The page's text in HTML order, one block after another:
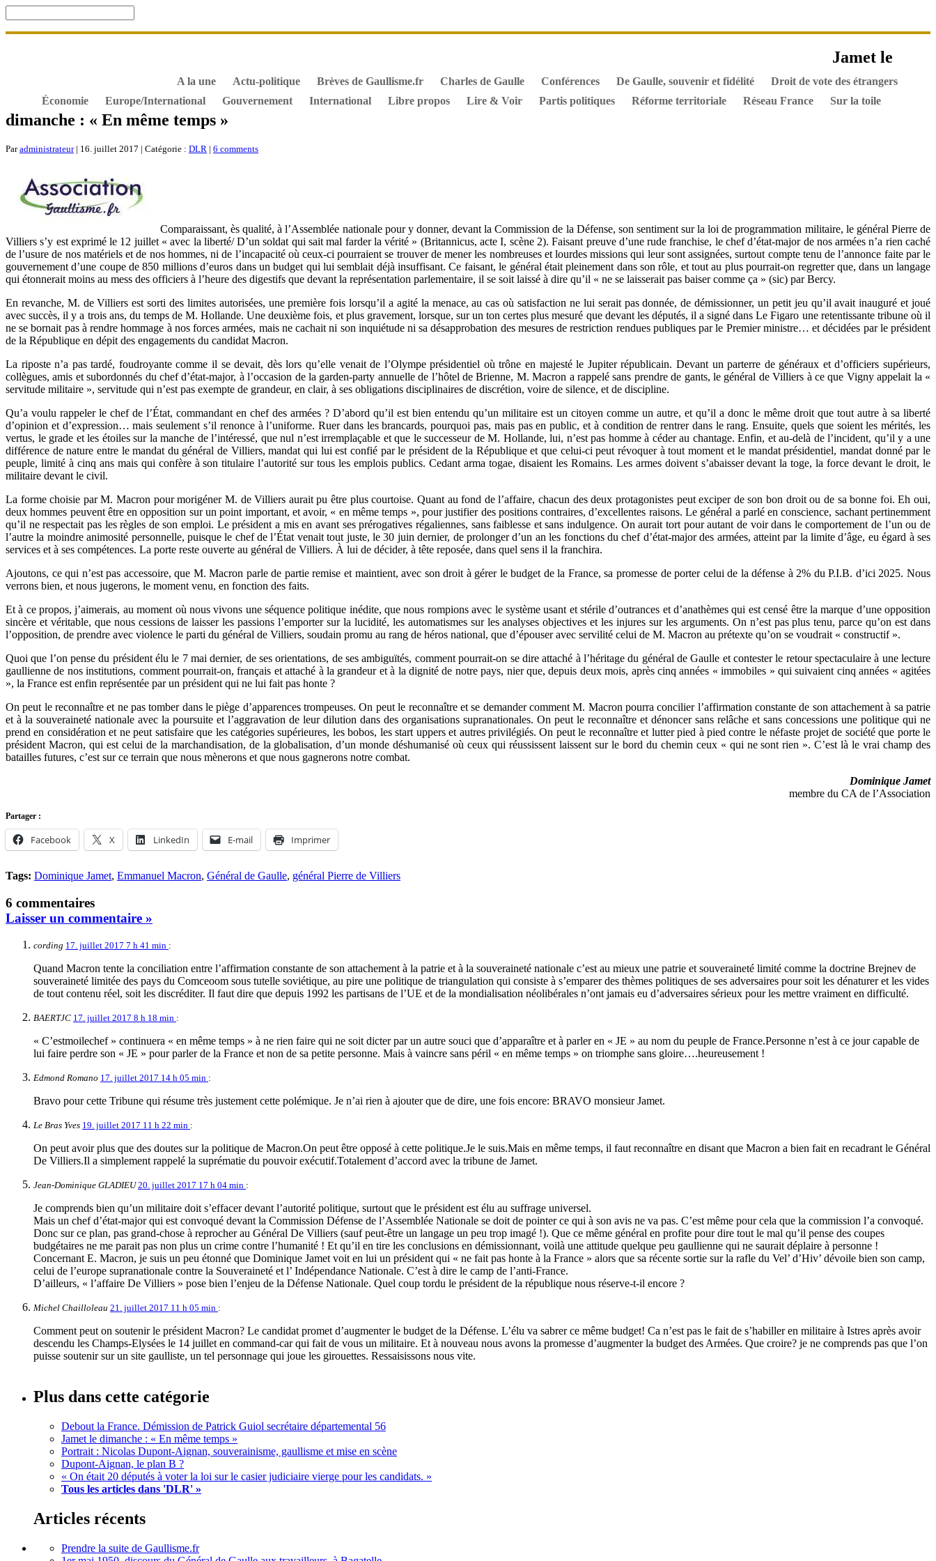
A la une Actu-politique Brèves de Gaullisme.fr Charles de Gaulle Conférences De Gaulle, souvenir et fidélité
Droit de vote des étrangers
Économie
Europe/International Gouvernement International Libre propos Lire & Voir Partis politiques Réforme territoriale Réseau France Sur la toile
Jamet le
dimanche : « En même temps »
Paradministrateur| 16. juillet 2017 | Catégorie : DLR | 6 comments
Comparaissant, ès qualité, à l’Assemblée nationale pour y donner, devant la Commission de la Défense, son sentiment sur la loi de programmation militaire, le général Pierre de
Villiers s’y est exprimé le 12 juillet « avec la liberté/ D’un soldat qui sait mal farder la vérité » (Britannicus, acte I, scène 2). Faisant preuve d’une rude franchise, le chef d’état-major de nos armées n’a rien caché
de l’usure de nos matériels et de nos hommes, ni de l’incapacité où ceux-ci pourraient se trouver de mener les nombreuses et lourdes missions qui leur sont assignées, surtout compte tenu de l’annonce faite par le
gouvernement d’une coupe de 850 millions d’euros dans un budget qui lui semblait déjà insuffisant. Ce faisant, le général était pleinement dans son rôle, et tout au plus pourrait-on regretter que, dans un langage
qui étonnerait moins au mess des officiers à l’heure des digestifs que devant la représentation parlementaire, il se soit laissé à dire qu’il « ne se laisserait pas baiser comme ça » (sic) par Bercy.
En revanche, M. de Villiers est sorti des limites autorisées, une première fois lorsqu’il a agité la menace, au cas où satisfaction ne lui serait pas donnée, de démissionner, un petit jeu qu’il avait inauguré et joué
avec succès, il y a trois ans, du temps de M. Hollande. Une deuxième fois, et plus gravement, lorsque, sur un ton certes plus mesuré que devant les députés, il a signé dans Le Figaro une retentissante tribune où il
ne se bornait pas à rendre hommage à nos forces armées, mais ne cachait ni son inquiétude ni sa désapprobation des mesures de restriction rendues publiques par le Premier ministre… et décidées par le président
de la République en dépit des engagements du candidat Macron.
La riposte n’a pas tardé, foudroyante comme il se devait, dès lors qu’elle venait de l’Olympe présidentiel où trône en majesté le Jupiter républicain. Devant un parterre de généraux et d’officiers supérieurs,
collègues, amis et subordonnés du chef d’état-major, à l’occasion de la garden-party annuelle de l’hôtel de Brienne, M. Macron a rappelé sans prendre de gants, le général de Villiers à ce que Vigny appelait la «
servitude militaire », servitude qui n’est pas exempte de grandeur, en clair, à ses obligations disciplinaires de discrétion, voire de silence, et de discipline.
Qu’a voulu rappeler le chef de l’État, commandant en chef des armées ? D’abord qu’il est bien entendu qu’un militaire est un citoyen comme un autre, et qu’il a donc le même droit que tout autre à sa liberté
d’opinion et d’expression… mais seulement s’il renonce à l’uniforme. Ruer dans les brancards, pourquoi pas, mais pas en public, et à condition de rentrer dans le rang. Ensuite, quels que soient les mérités, les
vertus, le grade et les étoiles sur la manche de l’intéressé, que nul n’est irremplaçable et que le successeur de M. Hollande, lui, n’est pas homme à céder au chantage. Enfin, et au-delà de l’incident, qu’il y a une
différence de nature entre le mandat du général de Villiers, mandat qui lui est confié par le président de la République et que celui-ci peut révoquer à tout moment et le mandat présidentiel, mandat donné par le
peuple, limité à cinq ans mais qui confère à son titulaire l’autorité sur tous les emplois publics. Cedant arma togae, disaient les Romains. Les armes doivent s’abaisser devant la toge, la force devant le droit, le
militaire devant le civil.
La forme choisie par M. Macron pour morigéner M. de Villiers aurait pu être plus courtoise. Quant au fond de l’affaire, chacun des deux protagonistes peut exciper de son bon droit ou de sa bonne foi. Eh oui,
deux hommes peuvent être en opposition sur un point important, et avoir, « en même temps », pour justifier des positions contraires, d’excellentes raisons. Le général a parlé en conscience, sachant pertinemment
qu’il ne respectait pas les règles de son emploi. Le président a mis en avant ses prérogatives régaliennes, sans faiblesse et sans indulgence. On aurait tort pour autant de voir dans le comportement de l’un ou de
l’autre la moindre animosité personnelle, puisque le chef de l’État venait tout juste, le 30 juin dernier, de prolonger d’un an les fonctions du chef d’état-major des armées, atteint par la limite d’âge, eu égard à ses
services et à ses compétences. La porte reste ouverte au général de Villiers. À lui de décider, à tête reposée, dans quel sens il la franchira.
Ajoutons, ce qui n’est pas accessoire, que M. Macron parle de partie remise et maintient, avec son droit à gérer le budget de la France, sa promesse de porter celui de la défense à 2% du P.I.B. d’ici 2025. Nous
verrons bien, et nous jugerons, le moment venu, en fonction des faits.
Et à ce propos, j’aimerais, au moment où nous vivons une séquence politique inédite, que nous rompions avec le système usant et stérile d’outrances et d’anathèmes qui est censé être la marque d’une opposition
sincère et véritable, que nous cessions de laisser les passions l’emporter sur la lucidité, les automatismes sur les analyses objectives et les injures sur les arguments. On n’est pas plus tenu, parce qu’on est dans
l’opposition, de prendre avec violence le parti du général de Villiers, soudain promu au rang de héros national, que d’épouser avec servilité celui de M. Macron au prétexte qu’on se voudrait « constructif ».
Quoi que l’on pense du président élu le 7 mai dernier, de ses orientations, de ses ambiguïtés, comment pourrait-on se dire attaché à l’héritage du général de Gaulle et contester le retour spectaculaire à une lecture
gaullienne de nos institutions, comment pourrait-on, français et attaché à la grandeur et à la dignité de notre pays, nier que, depuis deux mois, après cinq années « immobiles » qui suivaient cinq années « agitées
», la France est enfin représentée par un président qui ne lui fait pas honte ?
On peut le reconnaître et ne pas tomber dans le piège d’apparences trompeuses. On peut le reconnaître et se demander comment M. Macron pourra concilier l’affirmation constante de son attachement à sa patrie
et à la souveraineté nationale avec la poursuite et l’aggravation de leur dilution dans des organisations supranationales. On peut le reconnaître et dénoncer sans relâche et sans concessions une politique qui ne
prend en considération et ne peut satisfaire que les catégories supérieures, les bobos, les start uppers et autres privilégiés. On peut le reconnaître et lutter pied à pied contre le néfaste projet de société que porte le
président Macron, qui est celui de la marchandisation, de la globalisation, d’un monde déshumanisé où ceux qui réussissent laissent sur le bord du chemin ceux « qui ne sont rien ». C’est là le vrai champ des
batailles futures, c’est sur ce terrain que nous mènerons et que nous gagnerons notre combat.
Dominique Jamet
membre du CA de l’Association
Partager :
Facebook X LinkedIn E-mail Imprimer
Tags: Dominique Jamet, Emmanuel Macron, Général de Gaulle, général Pierre de Villiers
6 commentaires
Laisser un commentaire »
cording 17. juillet 2017 7 h 41 min :
Quand Macron tente la conciliation entre l’affirmation constante de son attachement à la patrie et à la souveraineté nationale c’est au mieux une patrie et souveraineté limité comme la doctrine Brejnev de
souveraineté limitée des pays du Comceoom sous tutelle soviétique, au pire une politique de triangulation qui consiste à s’emparer des thèmes politiques de ses adversaires pour soit les dénaturer et les vides
de tout contenu réel, soit les discréditer. Il faut dire que depuis 1992 les partisans de l’UE et de la mondialisation néolibérales n’ont jamais eu d’adversaires sérieux pour les mettre vraiment en difficulté.
BAERTJC 17. juillet 2017 8 h 18 min :
« C’estmoilechef » continuera « en même temps » à ne rien faire qui ne soit dicter par un autre souci que d’apparaître et à parler en « JE » au nom du peuple de France.Personne n’est à ce jour capable de
lui faire perdre son « JE » pour parler de la France et non de sa petite personne. Mais à vaincre sans péril « en même temps » on triomphe sans gloire….heureusement !
Edmond Romano 17. juillet 2017 14 h 05 min :
Bravo pour cette Tribune qui résume très justement cette polémique. Je n’ai rien à ajouter que de dire, une fois encore: BRAVO monsieur Jamet.
Le Bras Yves 19. juillet 2017 11 h 22 min :
On peut avoir plus que des doutes sur la politique de Macron.On peut être opposé à cette politique.Je le suis.Mais en même temps, il faut reconnaître en disant que Macron a bien fait en recadrant le Général
De Villiers.Il a simplement rappelé la suprématie du pouvoir exécutif.Totalement d’accord avec la tribune de Jamet.
Jean-Dominique GLADIEU20. juillet 2017 17 h 04 min :
Je comprends bien qu’un militaire doit s’effacer devant l’autorité politique, surtout que le président est élu au suffrage universel.
Mais un chef d’état-major qui est convoqué devant la Commission Défense de l’Assemblée Nationale se doit de pointer ce qui à son avis ne va pas. C’est même pour cela que la commission l’a convoqué.
Donc sur ce plan, pas grand-chose à reprocher au Général De Villiers (sauf peut-être un langage un peu trop imagé !). Que ce même général en profite pour dire tout le mal qu’il pense des coupes
budgétaires ne me parait pas non plus un crime contre l’humanité ! Et qu’il en tire les conclusions en démissionnant, voilà une attitude quelque peu gaullienne qui ne saurait déplaire à personne !
Concernant E. Macron, je suis un peu étonné que Dominique Jamet voit en lui un président qui « ne fait pas honte à la France » alors que sa récente sortie sur la rafle du Vel’ d’Hiv’ dévoile bien son camp,
celui de l’europe supranationale contre la Souveraineté et l’ Indépendance Nationale. C’est à dire le camp de l’anti-France.
D’ailleurs, « l’affaire De Villiers » pose bien l’enjeu de la Défense Nationale. Quel coup tordu le président de la république nous réserve-t-il encore ?
Michel Chailloleau 21. juillet 2017 11 h 05 min :
Comment peut on soutenir le président Macron? Le candidat promet d’augmenter le budget de la Défense. L’élu va sabrer ce même budget! Ca n’est pas le fait de s’habiller en militaire à Istres après avoir
descendu les Champs-Elysées le 14 juillet en command-car qui fait de vous un militaire. Et à nouveau nous avons la promesse d’augmenter la budget des Armées. Que croire? je ne comprends pas que l’on
puisse soutenir sur un site gaulliste, un tel personnage qui joue les girouettes. Ressaisissons nous vite.
Plus dans cette catégorie
Debout la France. Démission de Patrick Guiol secrétaire départemental 56
Jamet le dimanche : « En même temps »
Portrait : Nicolas Dupont-Aignan, souverainisme, gaullisme et mise en scène
Dupont-Aignan, le plan B ?
« On était 20 députés à voter la loi sur le casier judiciaire vierge pour les candidats. »
Tous les articles dans 'DLR' »
Articles récents
Prendre la suite de Gaullisme.fr